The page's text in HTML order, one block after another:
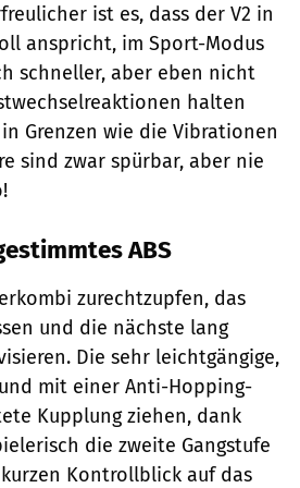
ist es, dass der V2 in
anspricht, im Sport-Modus
schneller, aber eben nicht
halten
Grenzen wie die Vibrationen
sind zwar spürbar, aber nie
ABS
zurechtzupfen, das
und die nächste lang
Die sehr leichtgängige,
mit einer Anti-Hopping-
Kupplung ziehen, dank
die zweite Gangstufe
Kontrollblick auf das